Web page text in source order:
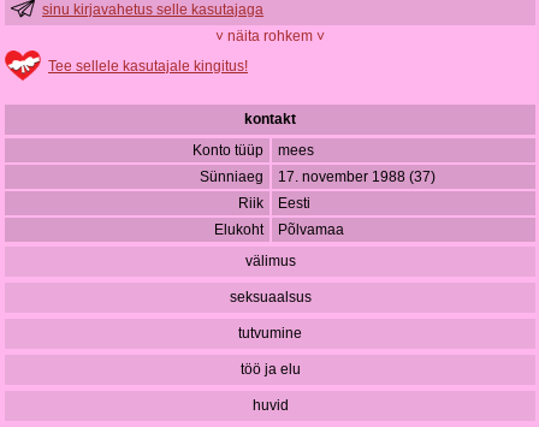
sinu kirjavahetus selle kasutajaga
˅ näita rohkem ˅
Tee sellele kasutajale kingitus!
kontakt
Konto tüüp
mees
Sünniaeg
17. november 1988 (37)
Riik
Eesti
Elukoht
Põlvamaa
välimus
seksuaalsus
tutvumine
töö ja elu
huvid